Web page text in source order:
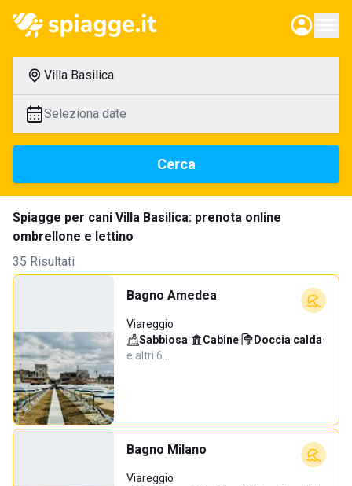
Villa Basilica
Seleziona date
Cerca
Spiagge per cani Villa Basilica: prenota online
ombrellone e lettino
35 Risultati
Bagno Amedea
Viareggio
Sabbiosa· Cabine· Doccia calda·
e altri 6…
Bagno Milano
Viareggio